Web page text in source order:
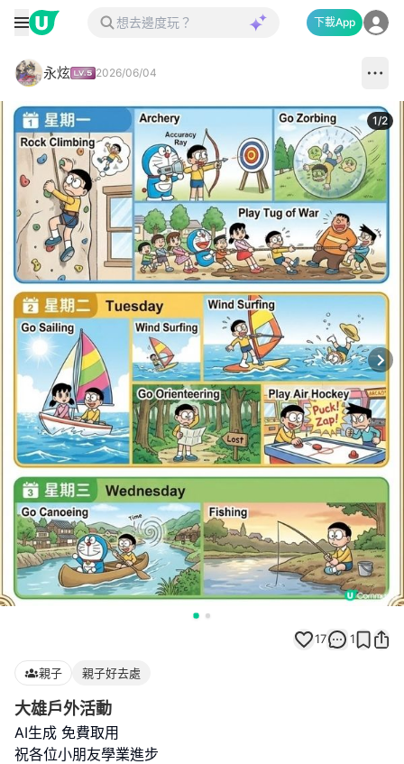
下載App
永炫 2026/06/04
1/2
17 1
親子 親子好去處
大雄戶外活動
AI生成 免費取用
祝各位小朋友學業進步